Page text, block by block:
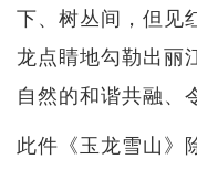
下、树丛间，但见
龙点睛地勾勒出丽
自然的和谐共融、
此件《玉龙雪山》